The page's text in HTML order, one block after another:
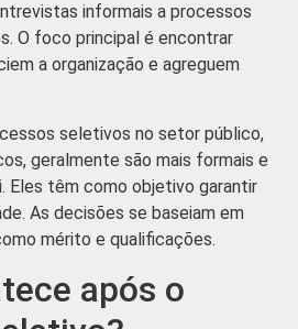
informais a processos
O foco principal é encontrar
a organização e agreguem
seletivos no setor público,
geralmente são mais formais e
Eles têm como objetivo garantir
As decisões se baseiam em
mérito e qualificações.
após o